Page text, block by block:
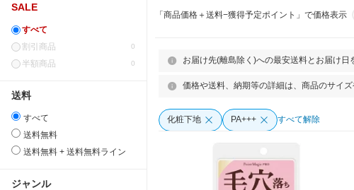
SALE
すべて
0
割引商品
0
半額商品
送料
すべて
送料無料
送料無料 + 送料無料ライン
ジャンル
「商品価格＋送料−獲得予定ポイント」で価格表示
お届け先(離島除く)への最安送料とお届け日
価格や送料、納期等の詳細は、商品のサイ
化粧下地 PA+++ すべて解除